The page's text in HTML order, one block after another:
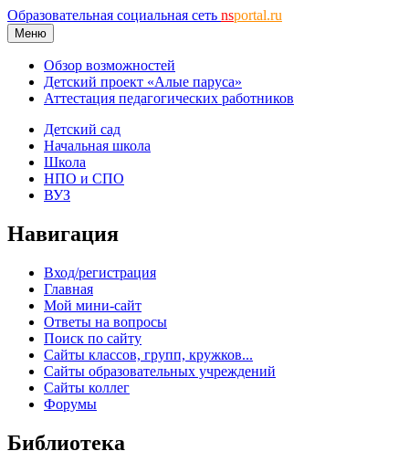
Образовательная социальная сеть nsportal.ru
Меню
Обзор возможностей
Детский проект «Алые паруса»
Аттестация педагогических работников
Детский сад
Начальная школа
Школа
НПО и СПО
ВУЗ
Навигация
Вход/регистрация
Главная
Мой мини-сайт
Ответы на вопросы
Поиск по сайту
Сайты классов, групп, кружков...
Сайты образовательных учреждений
Сайты коллег
Форумы
Библиотека